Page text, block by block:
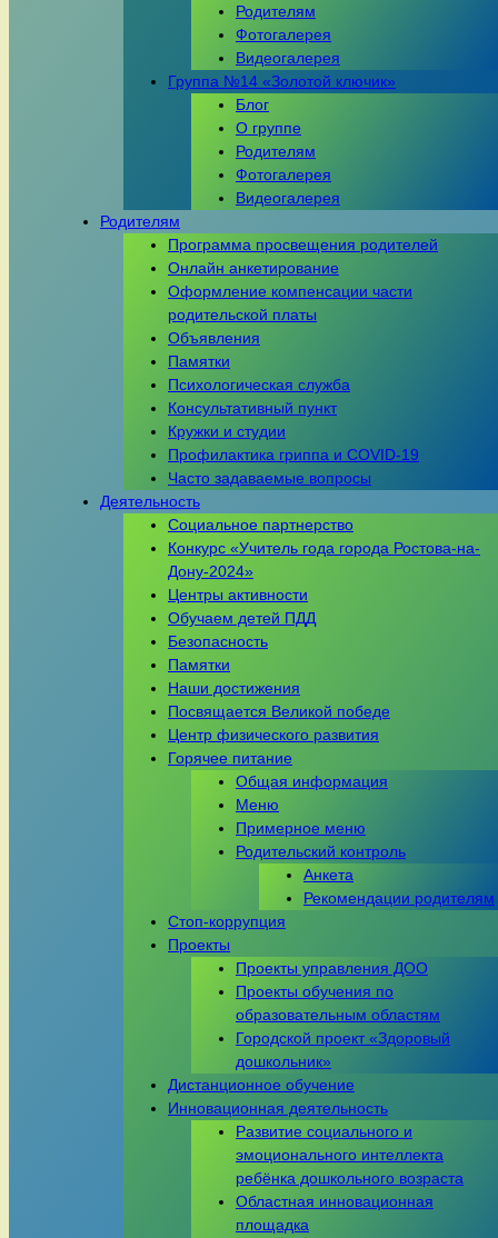
Родителям
Фотогалерея
Видеогалерея
Группа №14 «Золотой ключик»
Блог
О группе
Родителям
Фотогалерея
Видеогалерея
Родителям
Программа просвещения родителей
Онлайн анкетирование
Оформление компенсации части
родительской платы
Объявления
Памятки
Психологическая служба
Консультативный пункт
Кружки и студии
Профилактика гриппа и COVID-19
Часто задаваемые вопросы
Деятельность
Социальное партнерство
Конкурс «Учитель года города Ростова-на-
Дону-2024»
Центры активности
Обучаем детей ПДД
Безопасность
Памятки
Наши достижения
Посвящается Великой победе
Центр физического развития
Горячее питание
Общая информация
Меню
Примерное меню
Родительский контроль
Анкета
Рекомендации родителям
Стоп-коррупция
Проекты
Проекты управления ДОО
Проекты обучения по
образовательным областям
Городской проект «Здоровый
дошкольник»
Дистанционное обучение
Инновационная деятельность
Развитие социального и
эмоционального интеллекта
ребёнка дошкольного возраста
Областная инновационная
площадка